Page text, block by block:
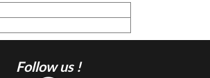
Follow us !